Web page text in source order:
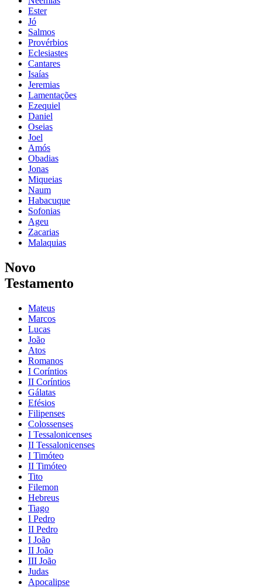
Ester
Jó
Salmos
Provérbios
Eclesiastes
Cantares
Isaías
Jeremias
Lamentações
Ezequiel
Daniel
Oseias
Joel
Amós
Obadias
Jonas
Miqueias
Naum
Habacuque
Sofonias
Ageu
Zacarias
Malaquias
Novo
Testamento
Mateus
Marcos
Lucas
João
Atos
Romanos
I Coríntios
II Coríntios
Gálatas
Efésios
Filipenses
Colossenses
I Tessalonicenses
II Tessalonicenses
I Timóteo
II Timóteo
Tito
Filemon
Hebreus
Tiago
I Pedro
II Pedro
I João
II João
III João
Judas
Apocalipse